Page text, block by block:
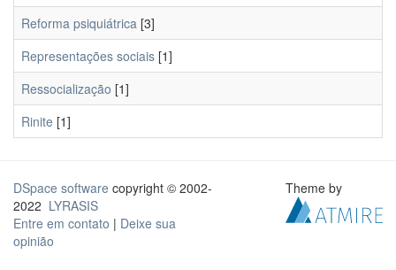
Reforma psiquiátrica [3]
Representações sociais [1]
Ressocialização [1]
Rinite [1]
DSpace software copyright © 2002-
2022 LYRASIS
Entre em contato | Deixe sua
opinião
Theme by